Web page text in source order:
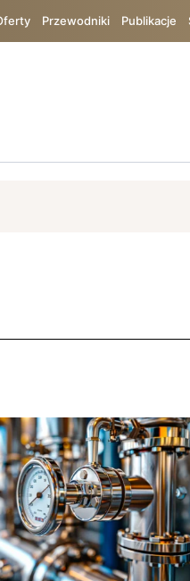
Przewodniki Publikacje